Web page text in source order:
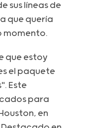
sus líneas de
que quería
momento.
que estoy
el paquete
Este
para
en